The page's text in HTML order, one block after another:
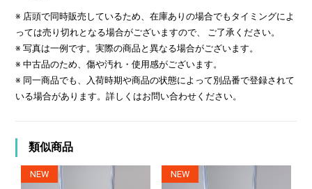
※ 店頭で同時販売しているため、在庫ありの場合でもタイミングによ
っては売り切れとなる場合がございますので、 ご了承ください。
※ 写真は一例です。実際の商品と異なる場合がございます。
※ 中古品のため、傷や汚れ・使用感がございます。
※ 同一商品でも、入荷時期や商品の状態によって別品番で登録されて
いる場合があります。詳しくはお問い合わせください。
類似商品
NEW NEW